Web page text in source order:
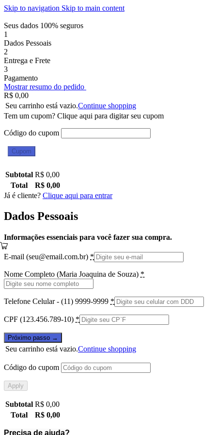
Skip to navigation Skip to main content
Seus dados 100% seguros
1
Dados Pessoais
2
Entrega e Frete
3
Pagamento
Mostrar resumo do pedido
R$ 0,00
Seu carrinho está vazio.Continue shopping
Tem um cupom? Clique aqui para digitar seu cupom
Código do cupom
Cupom
Subtotal R$ 0,00
Total
R$ 0,00
Já é cliente? Clique aqui para entrar
Dados Pessoais
Informações essenciais para você fazer sua compra.
E-mail (seu@email.com.br) *
Nome Completo (Maria Joaquina de Souza) *
Telefone Celular - (11) 9999-9999 *
CPF (123.456.789-10) *
Próximo passo →
Seu carrinho está vazio.Continue shopping
Código do cupom
Apply
Subtotal R$ 0,00
Total
R$ 0,00
Precisa de ajuda?